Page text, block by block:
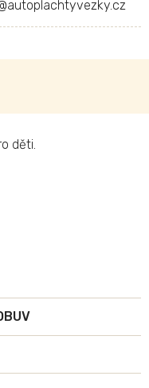
autoplachtyvezky.cz
děti.